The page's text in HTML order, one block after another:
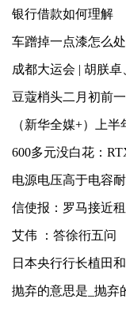
银行借款如何理解
车蹭掉一点漆怎么
豆蔻梢头二月初前
600多元没白花：
艾伟 ：答徐衎五问
日本央行行长植田
抛弃的意思是_抛弃